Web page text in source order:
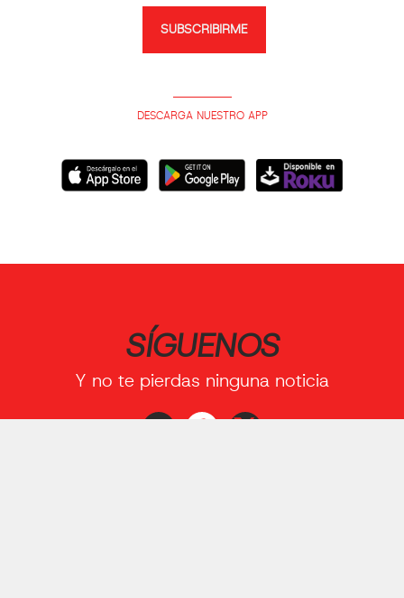
SUBSCRIBIRME
DESCARGA NUESTRO APP
SÍGUENOS
Y no te pierdas ninguna noticia